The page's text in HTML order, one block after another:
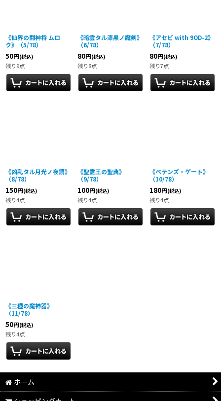
《仙界の闘神将 ムロ
ク》（5/78）
50円(税込)
残り9点
《暗雲タル漆黒ノ魔剣》
（6/78）
80円(税込)
残り8点
《アセビ with 9OD-2》
（7/78）
80円(税込)
残り7点
《凶乱タル月光ノ夜鏡》
（8/78）
150円(税込)
残り4点
《聖霊王の聖典》
（9/78）
100円(税込)
残り4点
《ペテンズ・ゲート》
（10/78）
180円(税込)
残り4点
《三種の魔神器》
（11/78）
50円(税込)
残り4点
ホーム